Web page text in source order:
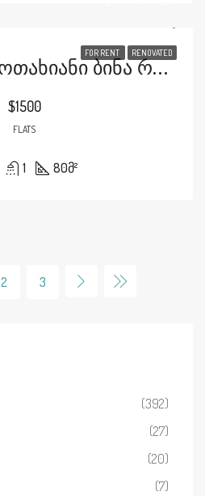
FOR RENT RENOVATED
Ქირავდება 3 Ოთახიანი Ბინა Რამიშვილის Ქუჩაზე
$1500
FLATS
1 80მ²
2 3
(392)
(27)
(20)
(7)